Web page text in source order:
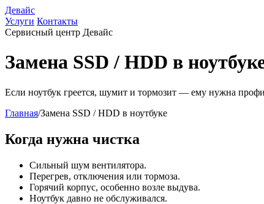
Девайс
Услуги Контакты
Сервисный центр Девайс
Замена SSD / HDD в
Если ноутбук греется, шумит и тормозит — ему нужна
Главная/Замена SSD / HDD в ноутбуке
Когда нужна чистка
Сильный шум вентилятора.
Перегрев, отключения или тормоза.
Горячий корпус, особенно возле выдува.
Ноутбук давно не обслуживался.